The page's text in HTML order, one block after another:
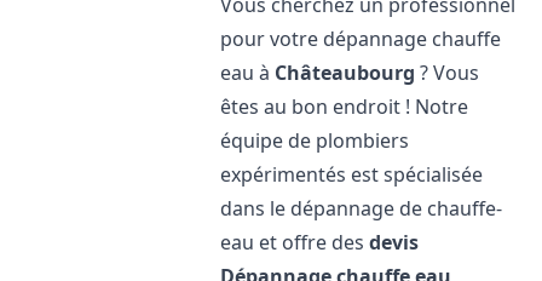
pour votre dépannage chauffe
eau à Châteaubourg ? Vous
êtes au bon endroit ! Notre
équipe de plombiers
expérimentés est spécialisée
dans le dépannage de chauffe-
eau et offre desdevis